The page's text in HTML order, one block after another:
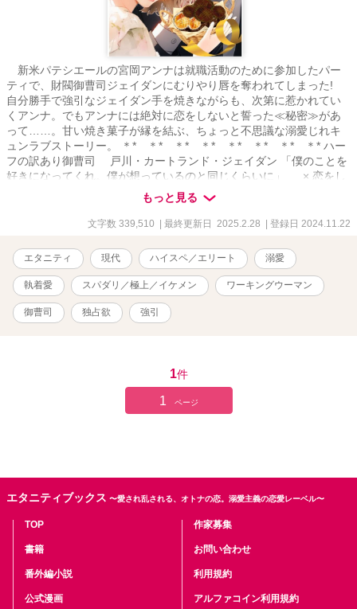
新米パテシエールの宮岡アンナは就職活動のために参加したパー
ティで、財閥御曹司ジェイダンにむりやり唇を奪われてしまった!
自分勝手で強引なジェイダン手を焼きながらも、次第に惹かれてい
くアンナ。でもアンナには絶対に恋をしないと誓った≪秘密≫があ
って……。甘い焼き菓子が縁を結ぶ、ちょっと不思議な溺愛じれキ
ュンラブストーリー。 ＊* ＊* ＊* ＊* ＊* ＊* ＊* ＊* ハー
フの訳あり御曹司 戸川・カートランド・ジェイダン 「僕のことを
好きになってくれ。僕が想っているのと同じくらいに」 × 恋をし
ないと決めている求職中のパテシエール 宮岡アンナ 「あなたのよう
な人に、かまっている暇は私にはないのよ！」 ＊* ＊* ＊* ＊*
＊* ＊* ＊* ＊* 便利な「しおり」機能をご利用いただくとさら
最新更新のお知らせが届きますので、こちらもご活用ください。 ***
表紙、挿絵：イラストＡＣ様、他。
もっと見る
文字数 339,510 | 最終更新日 2025.2.28 | 登録日 2024.11.22
エタニティ 現代 ハイスペ／エリート 溺愛
執着愛 スパダリ／極上／イケメン ワーキングウーマン
御曹司 独占欲 強引
1件
1 ページ
エタニティブックス 〜愛され乱される、オトナの恋。溺愛主義の恋愛レーベル〜
TOP
書籍
番外編小説
公式漫画
作家募集
お問い合わせ
利用規約
アルファコイン利用規約